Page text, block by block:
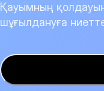
Қауымның қолдауын
шұғылдануға